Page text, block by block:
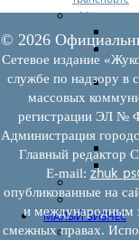
МАЛЫЙ БИЗНЕС
Прием
© 2026
Сетевое издание
службе по надзору в
массовых
регистрации ЭЛ №
Администрация
Главный редактор
E‑mail:
опубликованные на
и международным
смежных правах.